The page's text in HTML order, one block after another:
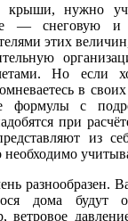
крыши, нужно
— снеговую и
этих
Но если
в
формулы с
при
из
необходимо
разнообразен.
дома будут
ветровое